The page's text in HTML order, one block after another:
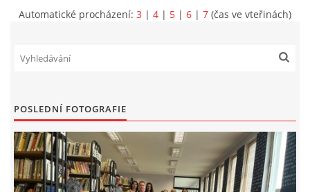
E-KNIHY DO KAŽDÉ KNIHOVNY
FREE WIFI
VÝZNAČNÍ RODÁCI
Automatické procházení: 3 | 4 | 5 | 6 | 7 (čas ve vteřinách)
POSLEDNÍ FOTOGRAFIE